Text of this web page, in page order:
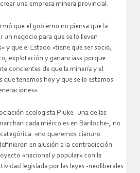
una empresa minera provincial.
que el gobierno no piensa que la
un negocio para que se lo lleven
y que el Estado «tiene que ser socio,
explotación y ganancias» porque
concientes de que la minería y el
que tenemos hoy y que se lo estamos
ecologista Piuke -una de las
cada miércoles en Bariloche-, no
«no queremos cianuro
en alusión a la contradicción
«nacional y popular» con la
legislada por las leyes -neoliberales